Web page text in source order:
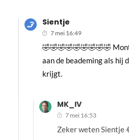
Sientje
7 mei 16:49
🤣🤣🤣🤣🤣🤣🤣🤣🤣
aan de beademing als hij
krijgt.
MK_IV
7 mei 16:53
Zeker weten